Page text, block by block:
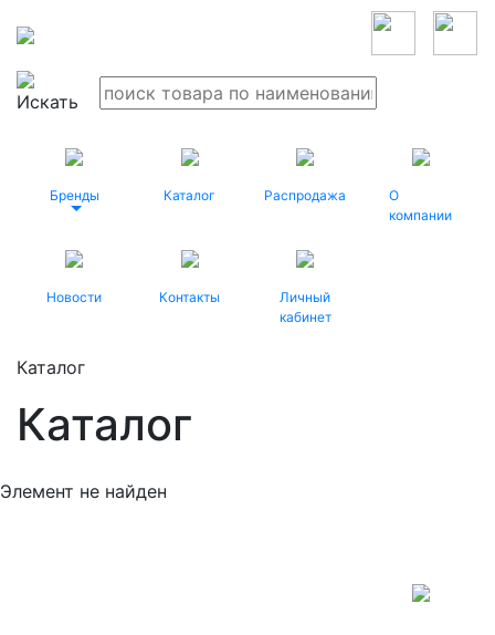
Бренды Каталог Распродажа
О
компании
Новости Контакты
Личный
кабинет
Каталог
Каталог
Элемент не найден